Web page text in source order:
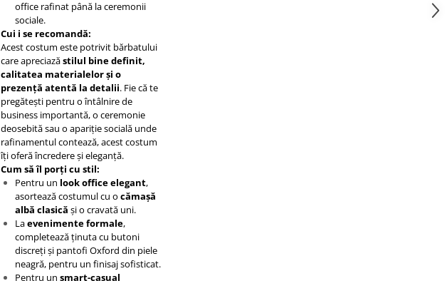
office rafinat până la ceremonii
sociale.
Cui i se recomandă:
Acest costum este potrivit bărbatului
care apreciazăstilul bine definit,
calitatea materialelor și o
prezență atentă la detalii. Fie că te
pregătești pentru o întâlnire de
business importantă, o ceremonie
deosebită sau o apariție socială unde
rafinamentul contează, acest costum
îți oferă încredere și eleganță.
Cum să îl porți cu stil:
Pentru un look office elegant,
asortează costumul cu o cămașă
albă clasică și o cravată uni.
Laevenimente formale,
completează ținuta cu butoni
discreți și pantofi Oxford din piele
neagră, pentru un finisaj sofisticat.
Pentru un smart-casual